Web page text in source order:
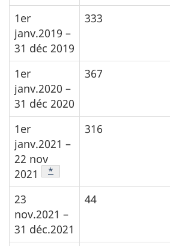
1er
janv.2019 –
31 déc 2019
333
1er
janv.2020 –
31 déc 2020
367
1er
janv.2021 –
22 nov
2021
Note de bas de page
*
316
23
nov.2021 –
31 déc.2021
44